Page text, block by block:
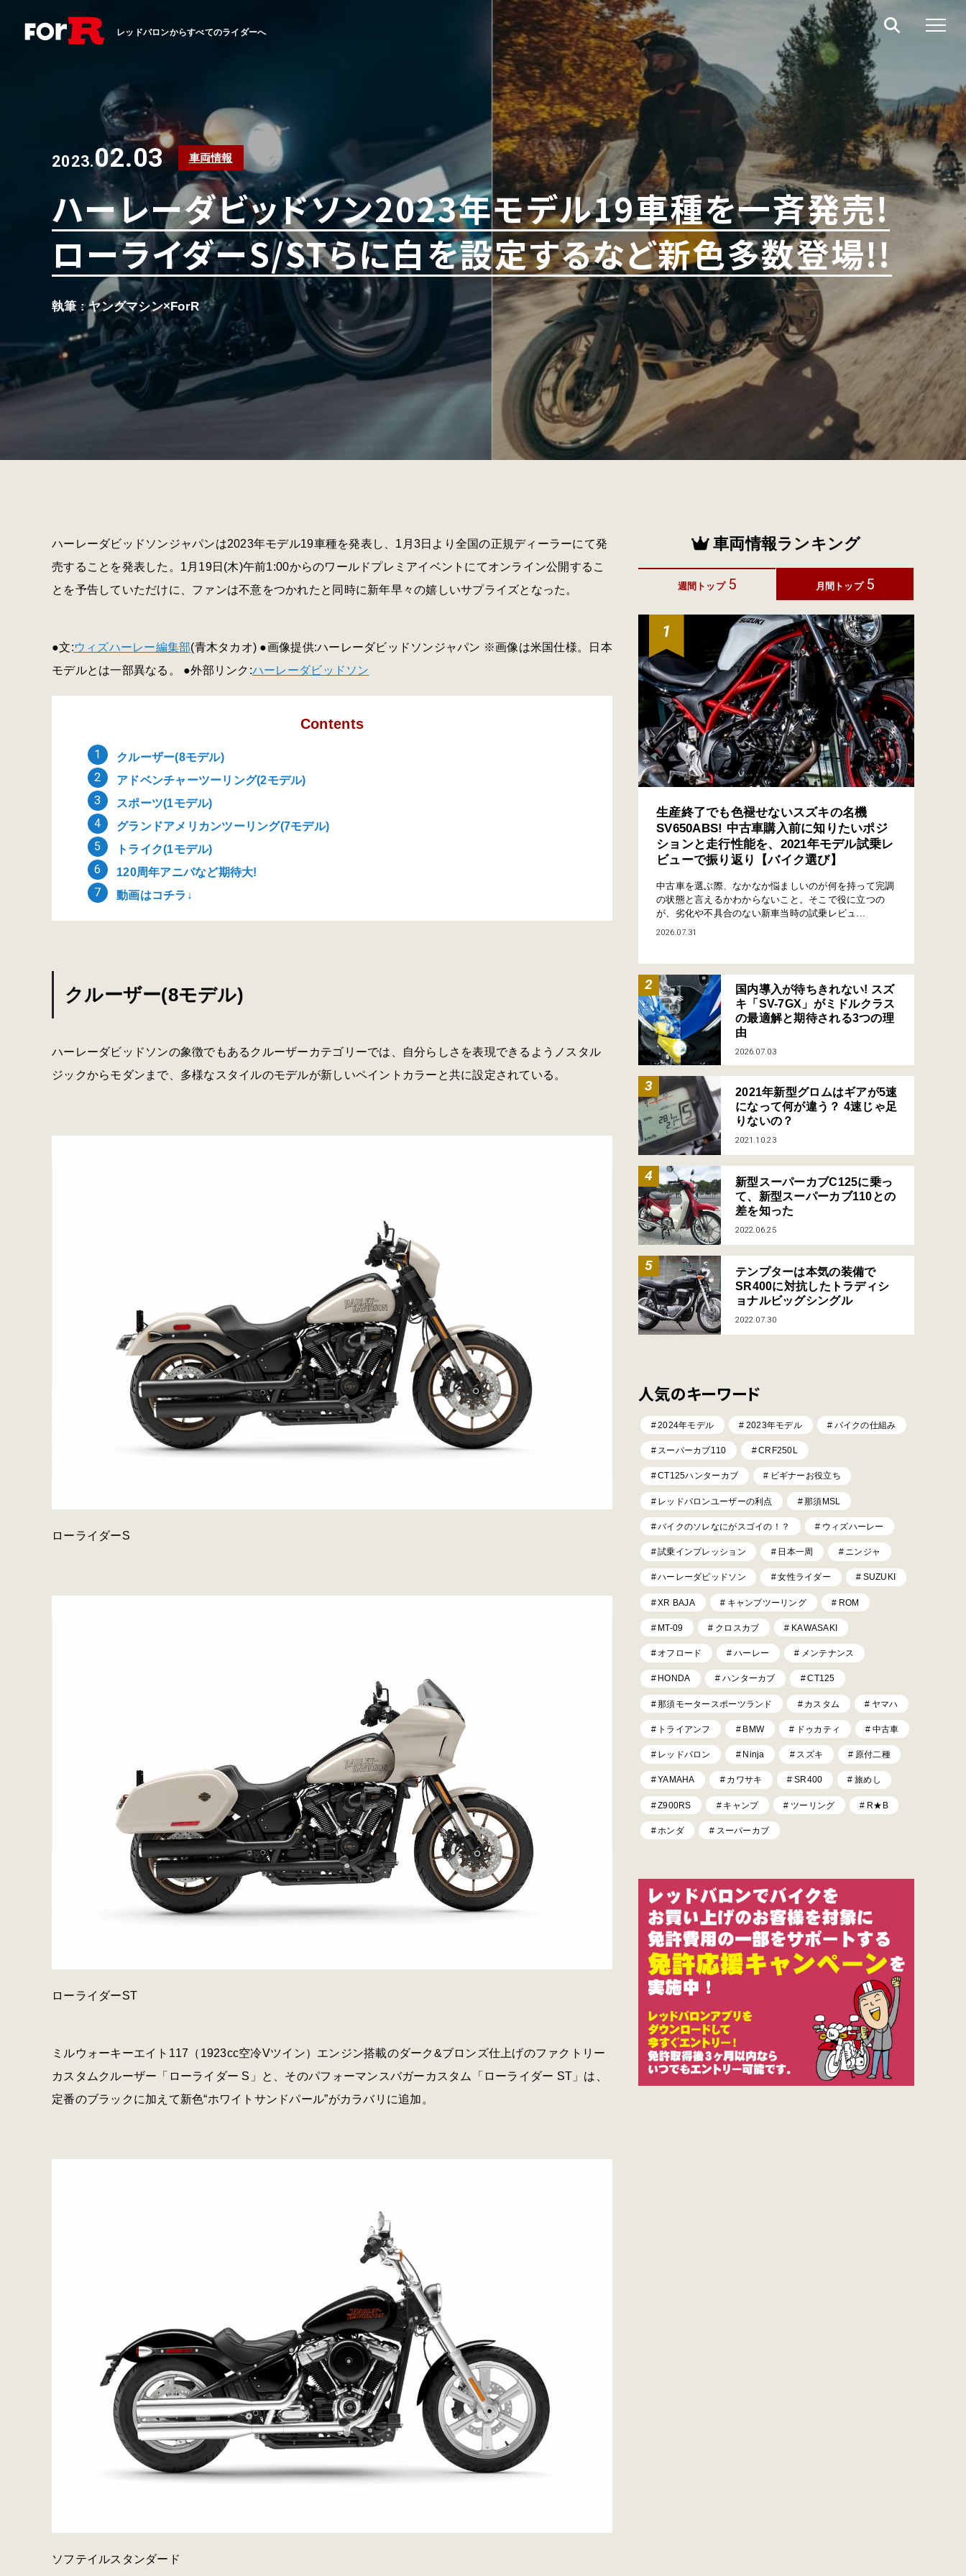
レッドバロンからすべてのライダーへ
2023.02.03 車両情報
ハーレーダビッドソン2023年モデル19車種を一斉発売!
ローライダーS/STらに白を設定するなど新色多数登場!!
執筆 : ヤングマシン×ForR
ハーレーダビッドソンジャパンは2023年モデル19車種を発表し、1月3日より全国の正規ディーラーにて発
売することを発表した。1月19日(木)午前1:00からのワールドプレミアイベントにてオンライン公開するこ
とを予告していただけに、ファンは不意をつかれたと同時に新年早々の嬉しいサプライズとなった。
●文:ウィズハーレー編集部(青木タカオ) ●画像提供:ハーレーダビッドソンジャパン ※画像は米国仕様。日本
モデルとは一部異なる。 ●外部リンク:ハーレーダビッドソン
Contents
クルーザー(8モデル)
アドベンチャーツーリング(2モデル)
スポーツ(1モデル)
グランドアメリカンツーリング(7モデル)
トライク(1モデル)
120周年アニバなど期待大!
動画はコチラ↓
クルーザー(8モデル)
ハーレーダビッドソンの象徴でもあるクルーザーカテゴリーでは、自分らしさを表現できるようノスタル
ジックからモダンまで、多様なスタイルのモデルが新しいペイントカラーと共に設定されている。
ローライダーS
ローライダーST
ミルウォーキーエイト117（1923cc空冷Vツイン）エンジン搭載のダーク&ブロンズ仕上げのファクトリー
カスタムクルーザー「ローライダー S」と、そのパフォーマンスバガーカスタム「ローライダー ST」は、
定番のブラックに加えて新色“ホワイトサンドパール”がカラバリに追加。
ソフテイルスタンダード
車両情報ランキング
週間トップ 5 月間トップ 5
生産終了でも色褪せないスズキの名機
SV650ABS! 中古車購入前に知りたいポジ
ションと走行性能を、2021年モデル試乗レ
ビューで振り返り【バイク選び】
中古車を選ぶ際、なかなか悩ましいのが何を持って完調
の状態と言えるかわからないこと。そこで役に立つの
が、劣化や不具合のない新車当時の試乗レビュ...
2026.07.31
国内導入が待ちきれない! スズ
キ「SV-7GX」がミドルクラス
の最適解と期待される3つの理
由
2026.07.03
2021年新型グロムはギアが5速
になって何が違う？ 4速じゃ足
りないの？
2021.10.23
新型スーパーカブC125に乗っ
て、新型スーパーカブ110との
差を知った
2022.06.25
テンプターは本気の装備で
SR400に対抗したトラディシ
ョナルビッグシングル
2022.07.30
人気のキーワード
2024年モデル 2023年モデル バイクの仕組み
スーパーカブ110 CRF250L
CT125ハンターカブ ビギナーお役立ち
レッドバロンユーザーの利点 那須MSL
バイクのソレなにがスゴイの！？ ウィズハーレー
試乗インプレッション 日本一周 ニンジャ
ハーレーダビッドソン 女性ライダー SUZUKI
XR BAJA キャンプツーリング ROM
MT-09 クロスカブ KAWASAKI
オフロード ハーレー メンテナンス
HONDA ハンターカブ CT125
那須モータースポーツランド カスタム ヤマハ
トライアンフ BMW ドゥカティ 中古車
レッドバロン Ninja スズキ 原付二種
YAMAHA カワサキ SR400 旅めし
Z900RS キャンプ ツーリング R★B
ホンダ スーパーカブ